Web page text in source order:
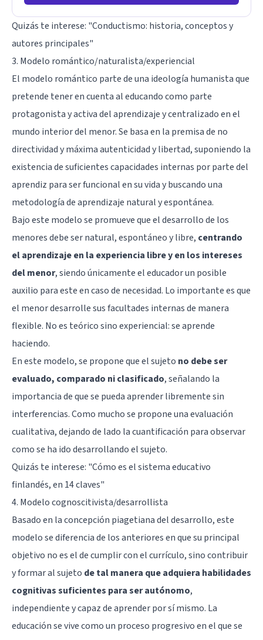
Quizás te interese: "Conductismo: historia, conceptos y
autores principales"
3. Modelo romántico/naturalista/experiencial
El modelo romántico parte de una ideología humanista que
pretende tener en cuenta al educando como parte
protagonista y activa del aprendizaje y centralizado en el
mundo interior del menor. Se basa en la premisa de no
directividad y máxima autenticidad y libertad, suponiendo la
existencia de suficientes capacidades internas por parte del
aprendiz para ser funcional en su vida y buscando una
metodología de aprendizaje natural y espontánea.
Bajo este modelo se promueve que el desarrollo de los
menores debe ser natural, espontáneo y libre, centrando
el aprendizaje en la experiencia libre y en los intereses
del menor, siendo únicamente el educador un posible
auxilio para este en caso de necesidad. Lo importante es que
el menor desarrolle sus facultades internas de manera
flexible. No es teórico sino experiencial: se aprende
haciendo.
En este modelo, se propone que el sujeto no debe ser
evaluado, comparado ni clasificado, señalando la
importancia de que se pueda aprender libremente sin
interferencias. Como mucho se propone una evaluación
cualitativa, dejando de lado la cuantificación para observar
como se ha ido desarrollando el sujeto.
Quizás te interese: "Cómo es el sistema educativo
finlandés, en 14 claves"
4. Modelo cognoscitivista/desarrollista
Basado en la concepción piagetiana del desarrollo, este
modelo se diferencia de los anteriores en que su principal
objetivo no es el de cumplir con el currículo, sino contribuir
y formar al sujeto de tal manera que adquiera habilidades
cognitivas suficientes para ser autónomo,
independiente y capaz de aprender por sí mismo. La
educación se vive como un proceso progresivo en el que se